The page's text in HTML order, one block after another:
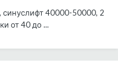
40000-50000, 2
от 40 до ...